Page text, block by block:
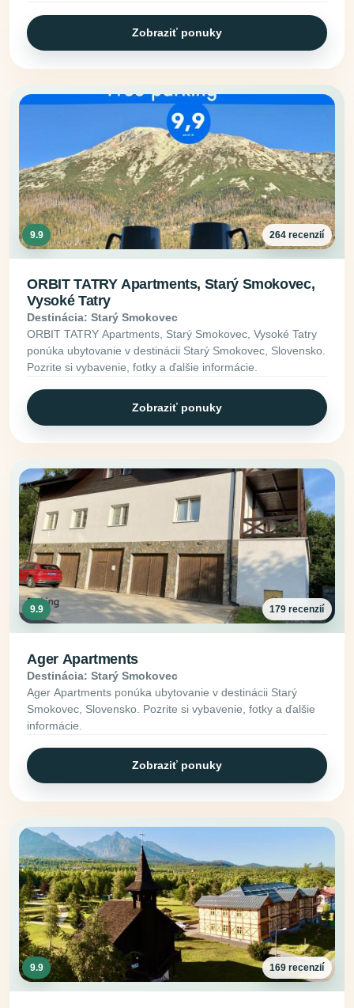
Zobraziť ponuky
9.9 264 recenzií
ORBIT TATRY Apartments, Starý Smokovec,
Vysoké Tatry
Destinácia: Starý Smokovec
ORBIT TATRY Apartments, Starý Smokovec, Vysoké Tatry
ponúka ubytovanie v destinácii Starý Smokovec, Slovensko.
Pozrite si vybavenie, fotky a ďalšie informácie.
Zobraziť ponuky
9.9 179 recenzií
Ager Apartments
Destinácia: Starý Smokovec
Ager Apartments ponúka ubytovanie v destinácii Starý
Smokovec, Slovensko. Pozrite si vybavenie, fotky a ďalšie
informácie.
Zobraziť ponuky
9.9 169 recenzií